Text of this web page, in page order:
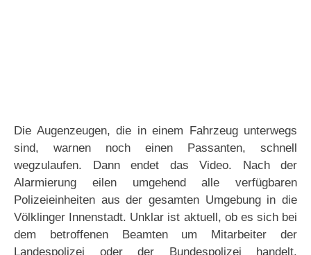
Die Augenzeugen, die in einem Fahrzeug unterwegs
sind, warnen noch einen Passanten, schnell
wegzulaufen. Dann endet das Video. Nach der
Alarmierung eilen umgehend alle verfügbaren
Polizeieinheiten aus der gesamten Umgebung in die
Völklinger Innenstadt. Unklar ist aktuell, ob es sich bei
dem betroffenen Beamten um Mitarbeiter der
Landespolizei oder der Bundespolizei handelt.